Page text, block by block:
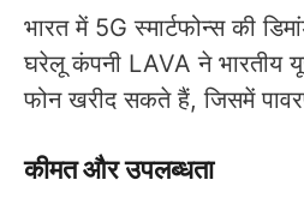
भारत में 5G स्मार्टफोन्स की
घरेलू कंपनी LAVA ने भारतीय
फोन खरीद सकते हैं, जिसमें
कीमत और उपलब्धता